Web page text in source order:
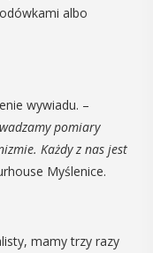
albo
wywiadu. –
pomiary
Każdy z nas jest
Myślenice.
mamy trzy razy